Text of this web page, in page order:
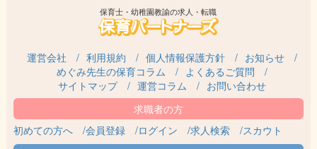
保育士・幼稚園教諭の求人・転職
運営会社 利用規約 個人情報保護方針
お知らせ
めぐみ先生の保育コラム
よくあるご質問
サイトマップ
運営コラム お問い合わせ
初めての方へ 会員登録 ログイン 求人検索 スカウト